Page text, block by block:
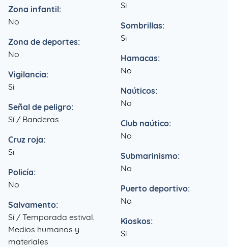
Zona infantil:
No
Zona de deportes:
No
Vigilancia:
Si
Señal de peligro:
Sí / Banderas
Cruz roja:
Si
Policía:
No
Salvamento:
Sí / Temporada estival.
Medios humanos y
materiales
Si
Sombrillas:
Si
Hamacas:
No
Naúticos:
No
Club naútico:
No
Submarinismo:
No
Puerto deportivo:
No
Kioskos:
Si